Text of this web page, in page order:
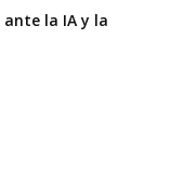
la IA y la